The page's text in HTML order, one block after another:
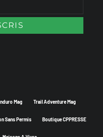
Mag Trail Adventure Mag
Sans Permis Boutique CPPRESSE